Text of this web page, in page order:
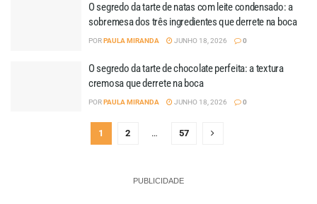
O segredo da tarte de natas com leite condensado: a
sobremesa dos três ingredientes que derrete na boca
PORPAULA MIRANDA JUNHO 18, 2026 0
O segredo da tarte de chocolate perfeita: a textura
cremosa que derrete na boca
PORPAULA MIRANDA JUNHO 18, 2026 0
1 2 … 57
PUBLICIDADE